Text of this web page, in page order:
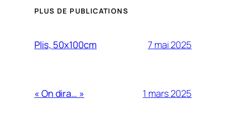
PLUS DE PUBLICATIONS
Plis, 50x100cm 7 mai 2025
« On dira… » 1 mars 2025